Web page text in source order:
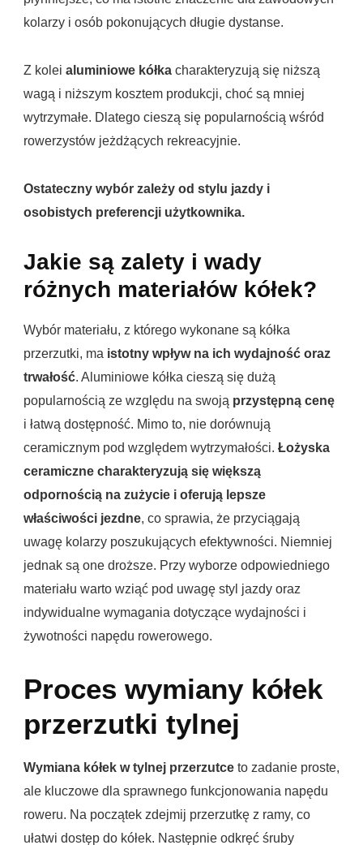
kolarzy i osób pokonujących długie dystanse.
Z kolei aluminiowe kółka charakteryzują się niższą
wagą i niższym kosztem produkcji, choć są mniej
wytrzymałe. Dlatego cieszą się popularnością wśród
rowerzystów jeżdżących rekreacyjnie.
Ostateczny wybór zależy od stylu jazdy i
osobistych preferencji użytkownika.
Jakie są zalety i wady
różnych materiałów kółek?
Wybór materiału, z którego wykonane są kółka
przerzutki, ma istotny wpływ na ich wydajność oraz
trwałość. Aluminiowe kółka cieszą się dużą
popularnością ze względu na swoją przystępną cenę
i łatwą dostępność. Mimo to, nie dorównują
ceramicznym pod względem wytrzymałości. Łożyska
ceramiczne charakteryzują się większą
odpornością na zużycie i oferują lepsze
właściwości jezdne, co sprawia, że przyciągają
uwagę kolarzy poszukujących efektywności. Niemniej
jednak są one droższe. Przy wyborze odpowiedniego
materiału warto wziąć pod uwagę styl jazdy oraz
indywidualne wymagania dotyczące wydajności i
żywotności napędu rowerowego.
Proces wymiany kółek
przerzutki tylnej
Wymiana kółek w tylnej przerzutce to zadanie proste,
ale kluczowe dla sprawnego funkcjonowania napędu
roweru. Na początek zdejmij przerzutkę z ramy, co
ułatwi dostęp do kółek. Następnie odkręć śruby